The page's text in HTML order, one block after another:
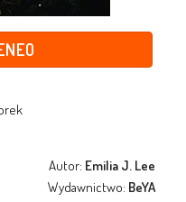
Autor: Emilia J. Lee
Wydawnictwo: BeYA